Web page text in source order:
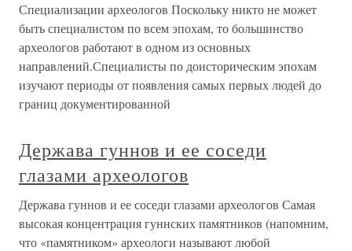
Специализации археологов Поскольку никто не может
быть специалистом по всем эпохам, то большинство
археологов работают в одном из основных
направлений.Специалисты по доисторическим эпохам
изучают периоды от появления самых первых людей до
границ документированной
Держава гуннов и ее соседи
глазами археологов
Держава гуннов и ее соседи глазами археологов Самая
высокая концентрация гуннских памятников (напомним,
что «памятником» археологи называют любой